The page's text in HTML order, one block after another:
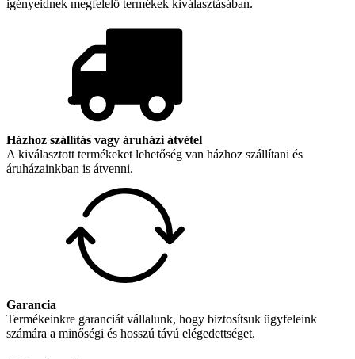
igényeidnek megfelelő termékek kiválasztásában.
Házhoz szállítás vagy áruházi átvétel
A kiválasztott termékeket lehetőség van házhoz szállítani és
áruházainkban is átvenni.
Garancia
Termékeinkre garanciát vállalunk, hogy biztosítsuk ügyfeleink
számára a minőségi és hosszú távú elégedettséget.